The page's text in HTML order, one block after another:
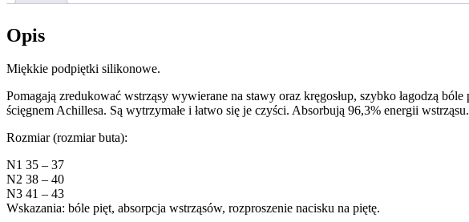
Opis
Miękkie podpiętki silikonowe.
Pomagają zredukować wstrząsy wywierane na stawy oraz kręgosłup, szybko łagodzą
ścięgnem Achillesa. Są wytrzymałe i łatwo się je czyści. Absorbują 96,3% energii
Rozmiar (rozmiar buta):
N1 35 – 37
N2 38 – 40
N3 41 – 43
Wskazania: bóle pięt, absorpcja wstrząsów, rozproszenie nacisku na piętę.